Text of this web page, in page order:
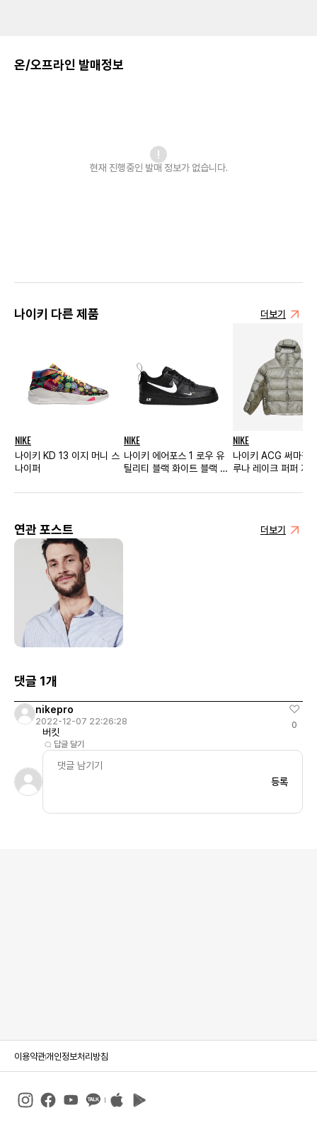
온/오프라인 발매정보
현재 진행중인 발매 정보가 없습니다.
나이키 다른 제품 더보기
NIKE
나이키 KD 13 이지 머니 스
나이퍼
NIKE
나이키 에어포스 1 로우 유
틸리티 블랙 화이트 블랙 화
NIKE
나이키 ACG 써마핏
루나 레이크 퍼퍼 자
연관 포스트 더보기
댓글 1개
nikepro
2022-12-07 22:26:28
버킷
답글 달기
0
등록
이용약관개인정보처리방침